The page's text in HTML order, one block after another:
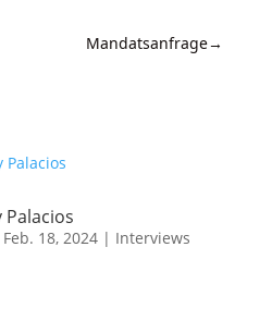
Mandatsanfrage→
Feb. 18, 2024| Interviews